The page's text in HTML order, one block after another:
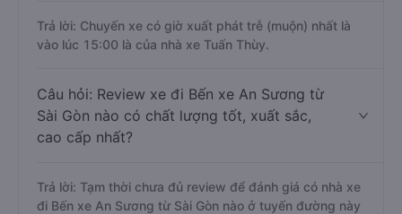
Trả lời: Chuyến xe có giờ xuất phát trễ (muộn) nhất là
vào lúc 15:00 là của nhà xe Tuấn Thùy.
Câu hỏi: Review xe đi Bến xe An Sương từ
Sài Gòn nào có chất lượng tốt, xuất sắc,
cao cấp nhất?
Trả lời: Tạm thời chưa đủ review để đánh giá có nhà xe
đi Bến xe An Sương từ Sài Gòn nào ở tuyến đường này